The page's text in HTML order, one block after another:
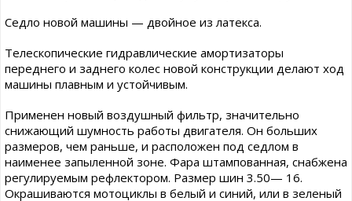
Седло новой машины — двойное из латекса.
Телескопические гидравлические амортизаторы
переднего и заднего колес новой конструкции делают ход
машины плавным и устойчивым.
Применен новый воздушный фильтр, значительно
снижающий шумность работы двигателя. Он больших
размеров, чем раньше, и расположен под седлом в
наименее запыленной зоне. Фара штампованная, снабжена
регулируемым рефлектором. Размер шин 3.50— 16.
Окрашиваются мотоциклы в белый и синий, или в зеленый